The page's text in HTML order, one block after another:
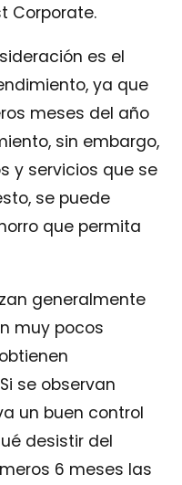
Corporate.
es el
ya que
meses del año
sin embargo,
y servicios que se
se puede
que permita
generalmente
muy pocos
se observan
un buen control
desistir del
6 meses las